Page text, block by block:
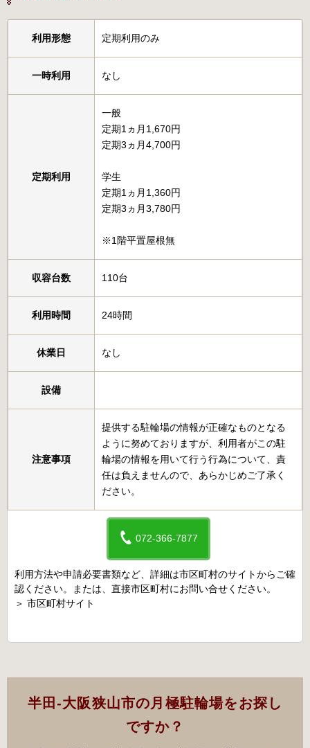
利用形態 定期利用のみ
一時利用 なし
定期利用
一般
定期1ヵ月1,670円
定期3ヵ月4,700円
学生
定期1ヵ月1,360円
定期3ヵ月3,780円
※1階平置屋根無
収容台数 110台
利用時間 24時間
休業日 なし
設備
注意事項
提供する駐輪場の情報が正確なものとなる
ように努めておりますが、利用者がこの駐
輪場の情報を用いて行う行為について、責
任は負えませんので、あらかじめご了承く
ださい。
072-366-7877
利用方法や申請必要書類など、詳細は市区町村のサイトからご確
認ください。または、直接市区町村にお問い合せください。
＞ 市区町村サイト
半田-大阪狭山市の月極駐輪場をお探し
ですか？